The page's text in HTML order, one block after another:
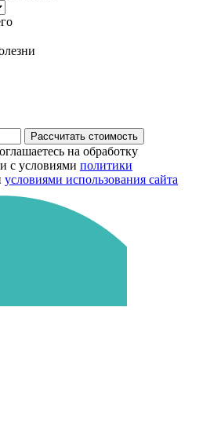
Рассчитать стоимость
на обработку
с условиями политики
условиями использования сайта